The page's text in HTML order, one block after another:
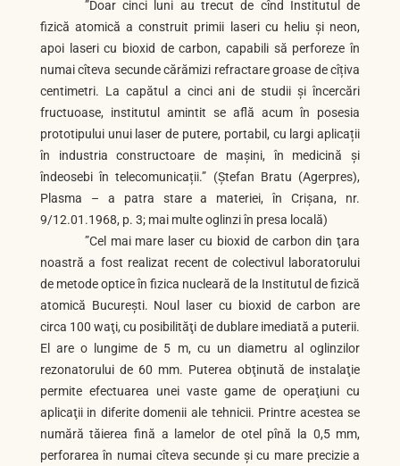
”Doar cinci luni au trecut de cînd Institutul de
fizică atomică a construit primii laseri cu heliu și neon,
apoi laseri cu bioxid de carbon, capabili să perforeze în
numai cîteva secunde cărămizi refractare groase de cîțiva
centimetri. La capătul a cinci ani de studii și încercări
fructuoase, institutul amintit se află acum în posesia
prototipului unui laser de putere, portabil, cu largi aplicații
în industria constructoare de mașini, în medicină și
îndeosebi în telecomunicații.” (Ștefan Bratu (Agerpres),
Plasma – a patra stare a materiei, în Crișana, nr.
9/12.01.1968, p. 3; mai multe oglinzi în presa locală)
”Cel mai mare laser cu bioxid de carbon din ţara
noastră a fost realizat recent de colectivul laboratorului
de metode optice în fizica nucleară de la Institutul de fizică
atomică Bucureşti. Noul laser cu bioxid de carbon are
circa 100 waţi, cu posibilităţi de dublare imediată a puterii.
El are o lungime de 5 m, cu un diametru al oglinzilor
rezonatorului de 60 mm. Puterea obţinută de instalaţie
permite efectuarea unei vaste game de operaţiuni cu
aplicaţii in diferite domenii ale tehnicii. Printre acestea se
numără tăierea fină a lamelor de otel pînă la 0,5 mm,
perforarea în numai cîteva secunde şi cu mare precizie a